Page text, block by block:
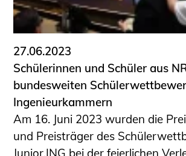
27.06.2023
Schülerinnen und Schüler aus
bundesweiten
Ingenieurkammern
Am 16. Juni 2023 wurden die
und Preisträger des